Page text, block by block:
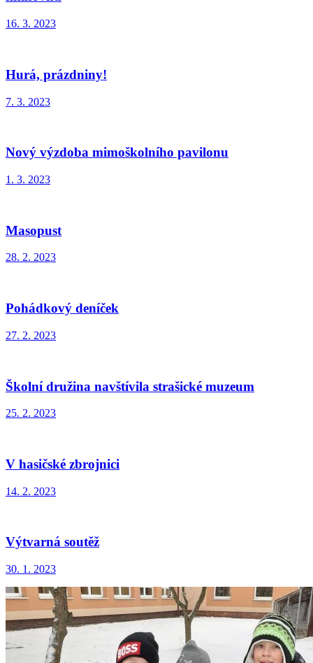
16. 3. 2023
Hurá, prázdniny!
7. 3. 2023
Nový výzdoba mimoškolního pavilonu
1. 3. 2023
Masopust
28. 2. 2023
Pohádkový deníček
27. 2. 2023
Školní družina navštívila strašické muzeum
25. 2. 2023
V hasičské zbrojnici
14. 2. 2023
Výtvarná soutěž
30. 1. 2023